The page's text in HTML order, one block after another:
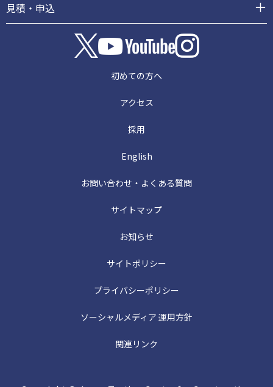
見積・申込
初めての方へ
アクセス
採用
English
お問い合わせ・よくある質問
サイトマップ
お知らせ
サイトポリシー
プライバシーポリシー
ソーシャルメディア 運用方針
関連リンク